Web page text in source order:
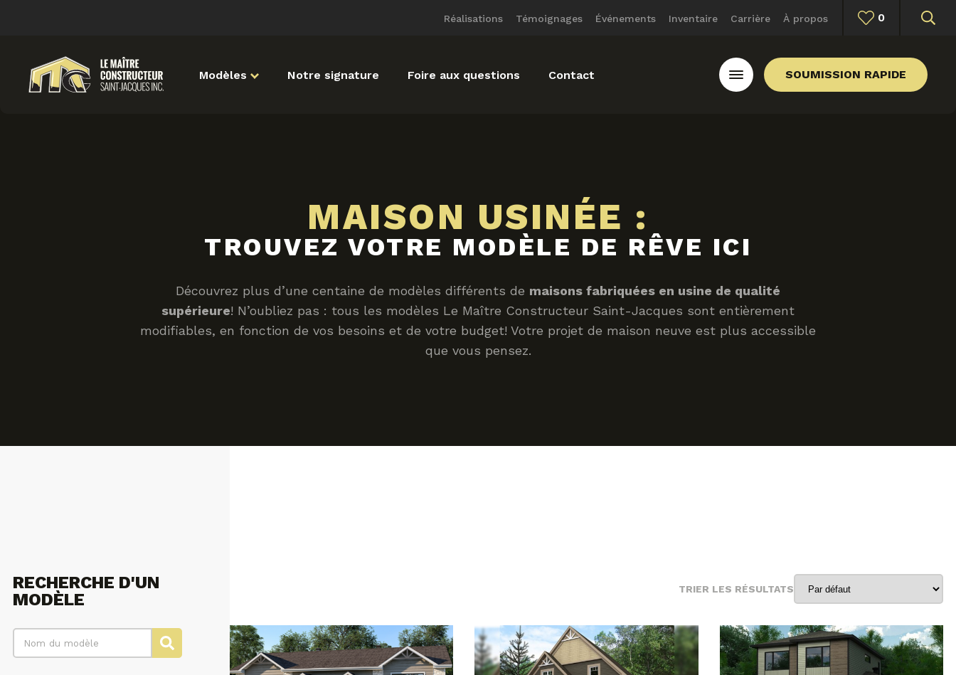
Réalisations Témoignages Événements Inventaire Carrière À propos 0
Modèles Notre signature Foire aux questions Contact SOUMISSION RAPIDE
MAISON USINÉE :
TROUVEZ VOTRE MODÈLE DE RÊVE ICI
Découvrez plus d’une centaine de modèles différents de maisons fabriquées en usine de qualité
supérieure! N’oubliez pas : tous les modèles Le Maître Constructeur Saint-Jacques sont entièrement
modifiables, en fonction de vos besoins et de votre budget! Votre projet de maison neuve est plus accessible
que vous pensez.
RECHERCHE D'UN
MODÈLE
TRIER LES RÉSULTATS